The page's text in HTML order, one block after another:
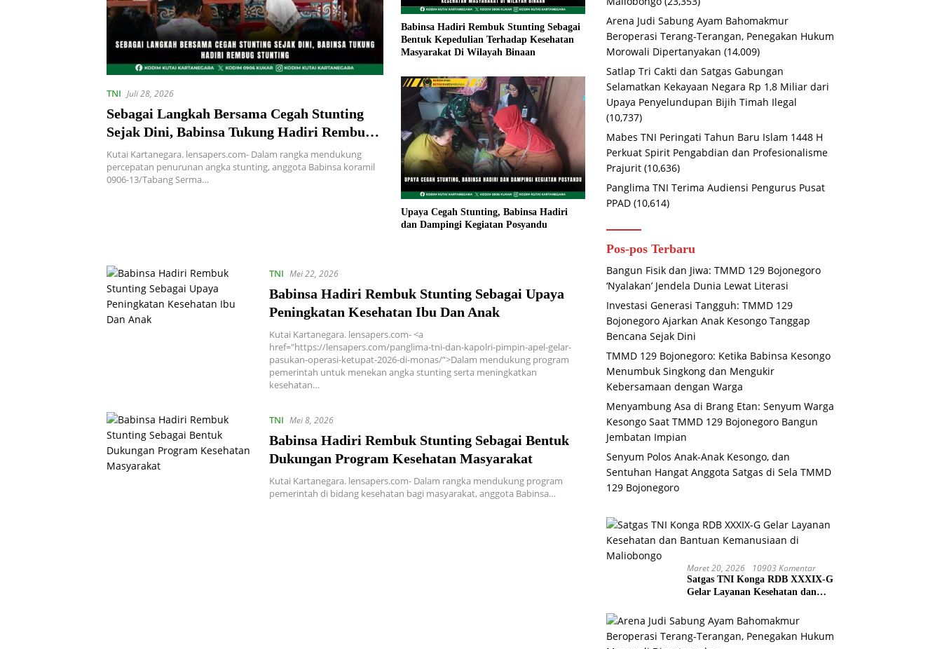
TNI Juli 28, 2026
Sebagai Langkah Bersama Cegah Stunting
Sejak Dini, Babinsa Tukung Hadiri Rembug
Stunting
Kutai Kartanegara. lensapers.com- Dalam rangka mendukung
percepatan penurunan angka stunting, anggota Babinsa koramil
0906-13/Tabang Serma…
Babinsa Hadiri Rembuk Stunting Sebagai
Bentuk Kepedulian Terhadap Kesehatan
Masyarakat Di Wilayah Binaan
Upaya Cegah Stunting, Babinsa Hadiri
dan Dampingi Kegiatan Posyandu
TNI Mei 22, 2026
Babinsa Hadiri Rembuk Stunting Sebagai Upaya
Peningkatan Kesehatan Ibu Dan Anak
Kutai Kartanegara. lensapers.com- <a
href="https://lensapers.com/panglima-tni-dan-kapolri-pimpin-apel-gelar-
pasukan-operasi-ketupat-2026-di-monas/”>Dalam mendukung program
pemerintah untuk menekan angka stunting serta meningkatkan
kesehatan…
TNI Mei 8, 2026
Babinsa Hadiri Rembuk Stunting Sebagai Bentuk
Dukungan Program Kesehatan Masyarakat
Kutai Kartanegara. lensapers.com- Dalam rangka mendukung program
pemerintah di bidang kesehatan bagi masyarakat, anggota Babinsa…
Arena Judi Sabung Ayam Bahomakmur
Beroperasi Terang-Terangan, Penegakan Hukum
Morowali Dipertanyakan (14,009)
Satlap Tri Cakti dan Satgas Gabungan
Selamatkan Kekayaan Negara Rp 1,8 Miliar dari
Upaya Penyelundupan Bijih Timah Ilegal
(10,737)
Mabes TNI Peringati Tahun Baru Islam 1448 H
Perkuat Spirit Pengabdian dan Profesionalisme
Prajurit (10,636)
Panglima TNI Terima Audiensi Pengurus Pusat
PPAD (10,614)
Pos-pos Terbaru
Bangun Fisik dan Jiwa: TMMD 129 Bojonegoro
‘Nyalakan’ Jendela Dunia Lewat Literasi
Investasi Generasi Tangguh: TMMD 129
Bojonegoro Ajarkan Anak Kesongo Tanggap
Bencana Sejak Dini
TMMD 129 Bojonegoro: Ketika Babinsa Kesongo
Menumbuk Singkong dan Mengukir
Kebersamaan dengan Warga
Menyambung Asa di Brang Etan: Senyum Warga
Kesongo Saat TMMD 129 Bojonegoro Bangun
Jembatan Impian
Senyum Polos Anak-Anak Kesongo, dan
Sentuhan Hangat Anggota Satgas di Sela TMMD
129 Bojonegoro
Maret 20, 2026 10903 Komentar
Satgas TNI Konga RDB XXXIX-G
Gelar Layanan Kesehatan dan
Maliobongo